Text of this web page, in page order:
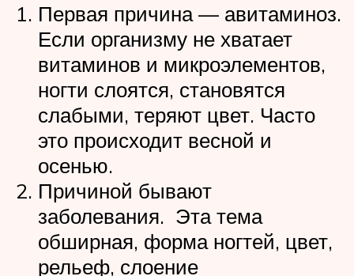
Первая причина — авитаминоз.
Если организму не хватает
витаминов и микроэлементов,
ногти слоятся, становятся
слабыми, теряют цвет. Часто
это происходит весной и
осенью.
Причиной бывают
заболевания. Эта тема
обширная, форма ногтей, цвет,
рельеф, слоение